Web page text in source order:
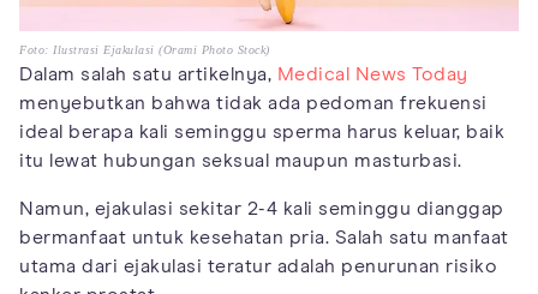
Foto: Ilustrasi Ejakulasi (Orami Photo Stock)
Dalam salah satu artikelnya, Medical News Today
menyebutkan bahwa tidak ada pedoman frekuensi
ideal berapa kali seminggu sperma harus keluar, baik
itu lewat hubungan seksual maupun masturbasi.
Namun, ejakulasi sekitar 2-4 kali seminggu dianggap
bermanfaat untuk kesehatan pria. Salah satu manfaat
utama dari ejakulasi teratur adalah penurunan risiko